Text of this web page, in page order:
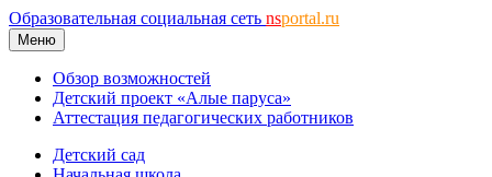
Образовательная социальная сеть nsportal.ru
Меню
Обзор возможностей
Детский проект «Алые паруса»
Аттестация педагогических работников
Детский сад